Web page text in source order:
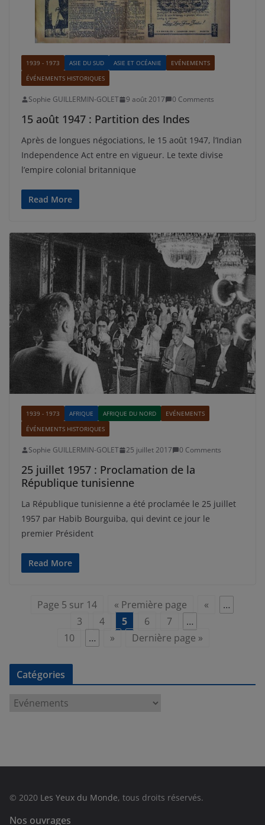
1939 - 1973 ASIE DU SUD ASIE ET OCÉANIE
EVÉNEMENTS
ÉVÉNEMENTS HISTORIQUES
Sophie GUILLERMIN-GOLET 9 août 2017 0 Comments
15 août 1947 : Partition des Indes
Après de longues négociations, le 15 août 1947, l’Indian
Independence Act entre en vigueur. Le texte divise
l’empire colonial britannique
Read More
1939 - 1973 AFRIQUE AFRIQUE DU NORD
EVÉNEMENTS
ÉVÉNEMENTS HISTORIQUES
Sophie GUILLERMIN-GOLET 25 juillet 2017 0 Comments
25 juillet 1957 : Proclamation de la
République tunisienne
La République tunisienne a été proclamée le 25 juillet
1957 par Habib Bourguiba, qui devint ce jour le
premier Président
Read More
Page 5 sur 14 « Première page «
…
3
4 5 6 7
…
10
… » Dernière page »
Catégories
e
© 2020 Les Yeux du Monde, tous droits réservés.
Nos ouvrages